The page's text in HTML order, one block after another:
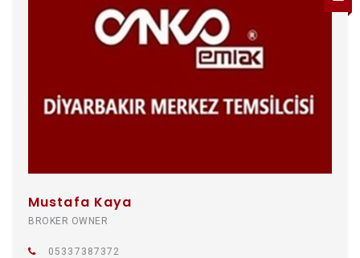
Mustafa Kaya
BROKER OWNER
05337387372